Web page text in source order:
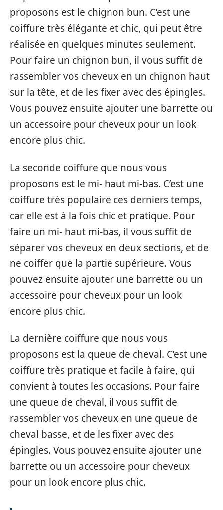
proposons est le chignon bun. C’est une
coiffure très élégante et chic, qui peut être
réalisée en quelques minutes seulement.
Pour faire un chignon bun, il vous suffit de
rassembler vos cheveux en un chignon haut
sur la tête, et de les fixer avec des épingles.
Vous pouvez ensuite ajouter une barrette ou
un accessoire pour cheveux pour un look
encore plus chic.
La seconde coiffure que nous vous
proposons est le mi- haut mi-bas. C’est une
coiffure très populaire ces derniers temps,
car elle est à la fois chic et pratique. Pour
faire un mi- haut mi-bas, il vous suffit de
séparer vos cheveux en deux sections, et de
ne coiffer que la partie supérieure. Vous
pouvez ensuite ajouter une barrette ou un
accessoire pour cheveux pour un look
encore plus chic.
La dernière coiffure que nous vous
proposons est la queue de cheval. C’est une
coiffure très pratique et facile à faire, qui
convient à toutes les occasions. Pour faire
une queue de cheval, il vous suffit de
rassembler vos cheveux en une queue de
cheval basse, et de les fixer avec des
épingles. Vous pouvez ensuite ajouter une
barrette ou un accessoire pour cheveux
pour un look encore plus chic.